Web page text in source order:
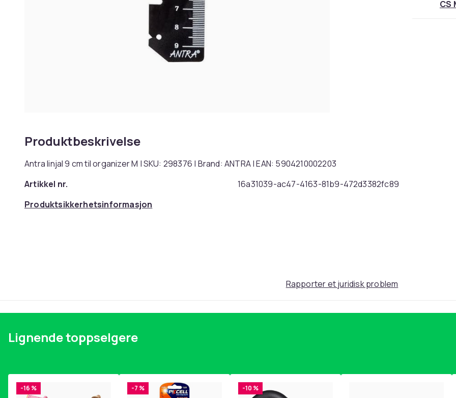
Produktbeskrivelse
Antra linjal 9 cm til organizer M | SKU: 298376 | Brand: ANTRA | EAN: 5904210002203
Artikkel nr.
16a31039-ac47-4163-81b9-472d3382fc89
Produktsikkerhetsinformasjon
CS
Rapporter et juridisk problem
Lignende toppselgere
-16 % -7 % -10 %